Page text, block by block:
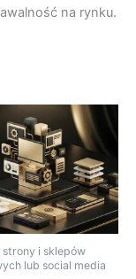
na rynku.
strony i sklepów
lub social media